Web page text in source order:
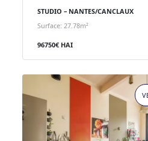
STUDIO – NANTES/CANCLAUX
Surface: 27.78m²
96750€ HAI